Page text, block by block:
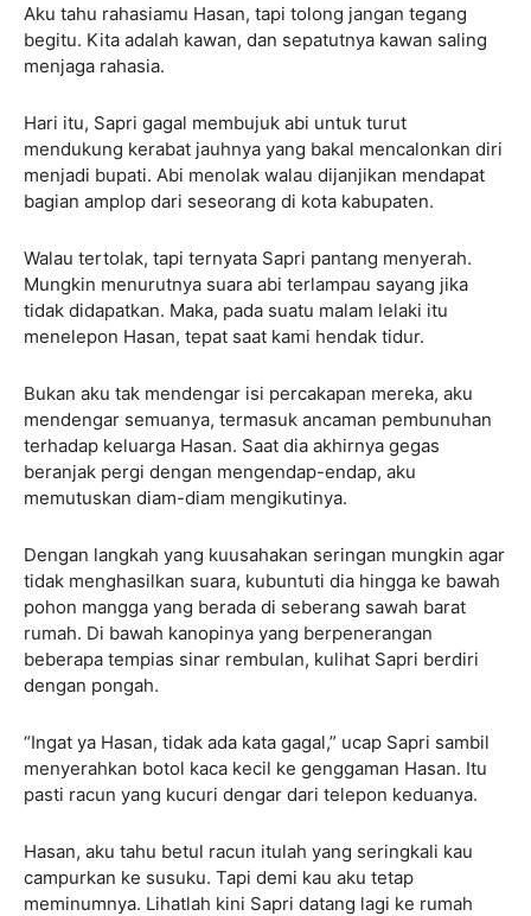
Aku tahu rahasiamu Hasan, tapi tolong jangan tegang
begitu. Kita adalah kawan, dan sepatutnya kawan saling
menjaga rahasia.
Hari itu, Sapri gagal membujuk abi untuk turut
mendukung kerabat jauhnya yang bakal mencalonkan diri
menjadi bupati. Abi menolak walau dijanjikan mendapat
bagian amplop dari seseorang di kota kabupaten.
Walau tertolak, tapi ternyata Sapri pantang menyerah.
Mungkin menurutnya suara abi terlampau sayang jika
tidak didapatkan. Maka, pada suatu malam lelaki itu
menelepon Hasan, tepat saat kami hendak tidur.
Bukan aku tak mendengar isi percakapan mereka, aku
mendengar semuanya, termasuk ancaman pembunuhan
terhadap keluarga Hasan. Saat dia akhirnya gegas
beranjak pergi dengan mengendap-endap, aku
memutuskan diam-diam mengikutinya.
Dengan langkah yang kuusahakan seringan mungkin agar
tidak menghasilkan suara, kubuntuti dia hingga ke bawah
pohon mangga yang berada di seberang sawah barat
rumah. Di bawah kanopinya yang berpenerangan
beberapa tempias sinar rembulan, kulihat Sapri berdiri
dengan pongah.
“Ingat ya Hasan, tidak ada kata gagal,” ucap Sapri sambil
menyerahkan botol kaca kecil ke genggaman Hasan. Itu
pasti racun yang kucuri dengar dari telepon keduanya.
Hasan, aku tahu betul racun itulah yang seringkali kau
campurkan ke susuku. Tapi demi kau aku tetap
meminumnya. Lihatlah kini Sapri datang lagi ke rumah